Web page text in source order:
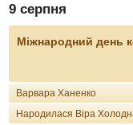
9 серпня
Міжнародний день
Варвара Ханенко
Народилася Віра